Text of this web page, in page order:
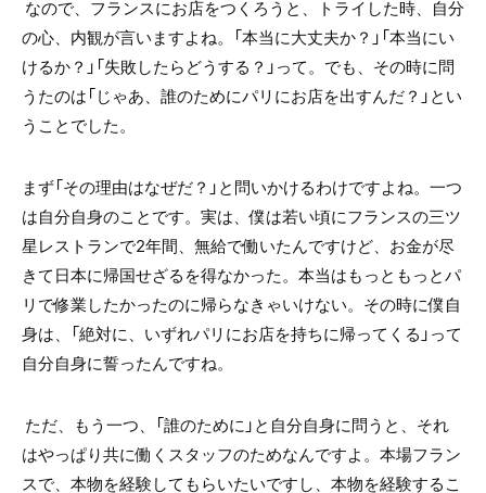
なので、フランスにお店をつくろうと、トライした時、自分
の心、内観が言いますよね。「本当に大丈夫か？」「本当にい
けるか？」「失敗したらどうする？」って。でも、その時に問
うたのは「じゃあ、誰のためにパリにお店を出すんだ？」とい
うことでした。
まず「その理由はなぜだ？」と問いかけるわけですよね。一つ
は自分自身のことです。実は、僕は若い頃にフランスの三ツ
星レストランで2年間、無給で働いたんですけど、お金が尽
きて日本に帰国せざるを得なかった。本当はもっともっとパ
リで修業したかったのに帰らなきゃいけない。その時に僕自
身は、「絶対に、いずれパリにお店を持ちに帰ってくる」って
自分自身に誓ったんですね。
ただ、もう一つ、「誰のために」と自分自身に問うと、それ
はやっぱり共に働くスタッフのためなんですよ。本場フラン
スで、本物を経験してもらいたいですし、本物を経験するこ